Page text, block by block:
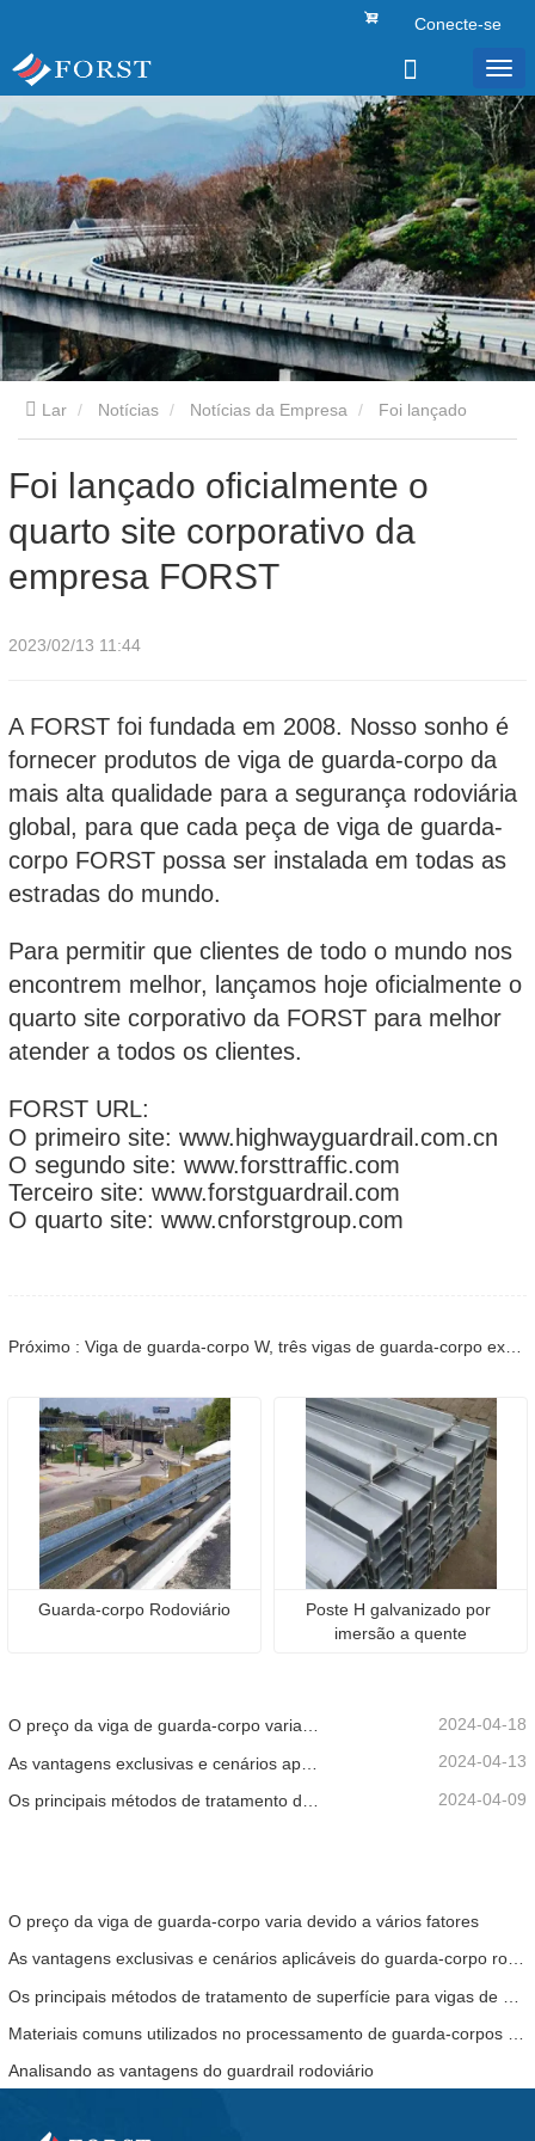
Conecte-se
Lar Notícias Notícias da Empresa
Foi lançado oficialmente o
quarto site corporativo da
empresa FORST
2023/02/13 11:44
A FORST foi fundada em 2008. Nosso sonho é
fornecer produtos de viga de guarda-corpo da
mais alta qualidade para a segurança rodoviária
global, para que cada peça de viga de guarda-
corpo FORST possa ser instalada em todas as
estradas do mundo.
Para permitir que clientes de todo o mundo nos
encontrem melhor, lançamos hoje oficialmente o
quarto site corporativo da FORST para melhor
atender a todos os clientes.
FORST URL:
O primeiro site: www.highwayguardrail.com.cn
O segundo site: www.forsttraffic.com
Terceiro site: www.forstguardrail.com
O quarto site: www.cnforstgroup.com
Guarda-corpo Rodoviário
Poste H galvanizado por
imersão a quente
O preço da viga de guarda-corpo varia devido a vários fatores 2024-04-18
2024-04-13
2024-04-09
O preço da viga de guarda-corpo varia devido a vários fatores
As vantagens exclusivas e cenários aplicáveis ​​do guarda-corpo rodoviário
Analisando as vantagens do guardrail rodoviário